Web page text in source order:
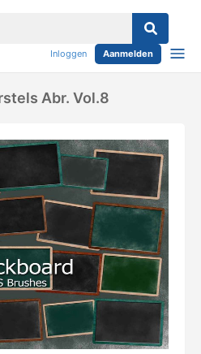
Inloggen Aanmelden
Abr. Vol.8